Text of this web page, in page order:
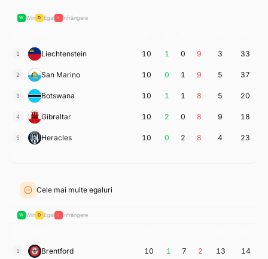
W Win D Egal L Înfrângere
1 Liechtenstein 10 1 0 9 3 33
2 San Marino 10 0 1 9 5 37
3 Botswana 10 1 1 8 5 20
4 Gibraltar 10 2 0 8 9 18
5 Heracles 10 0 2 8 4 23
Cele mai multe egaluri
W Win D Egal L Înfrângere
1 Brentford 10 1 7 2 13 14